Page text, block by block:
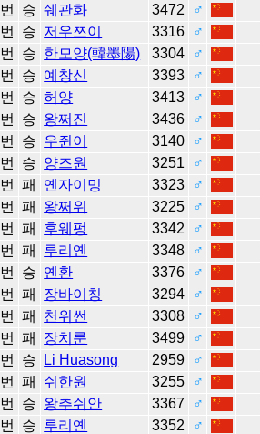
승 쉐관화 3472
♂
승 저우쯔이 3316
♂
승 한모양(韓墨陽) 3304
♂
승 예창신 3393
♂
승 허양 3413
♂
승 왕쩌진 3436
♂
승 우쥔이 3140
♂
승 양즈원 3251
♂
패 옌자이밍 3323
♂
패 왕쩌위 3225
♂
패 후웨펑 3342
♂
패 루리옌 3348
♂
승 옌환 3376
♂
패 장바이칭 3294
♂
패 천위썬 3308
♂
패 장치룬 3499
♂
승 Li Huasong 2959
♂
패 쉬한원 3255
♂
승 왕추쉬안 3367
♂
승 루리옌 3352
♂